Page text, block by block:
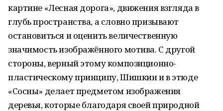
картине «Лесная дорога», движения взгляда в
глубь пространства, а словно призывают
остановиться и оценить величественную
значимость изображённого мотива. С другой
стороны, верный этому композиционно-
пластическому принципу, Шишкин и в этюде
«Сосны» делает предметом изображения
деревья, которые благодаря своей природной